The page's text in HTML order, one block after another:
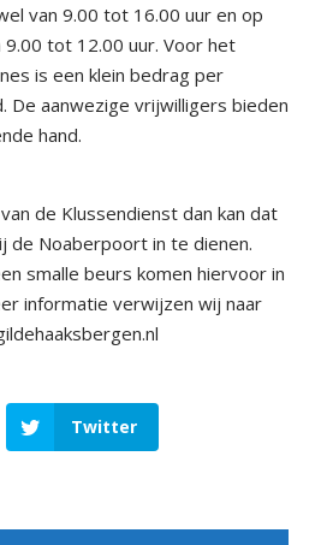
van 9.00 tot 16.00 uur en op
tot 12.00 uur. Voor het
is een klein bedrag per
De aanwezige vrijwilligers bieden
hand.
de Klussendienst dan kan dat
de Noaberpoort in te dienen.
smalle beurs komen hiervoor in
informatie verwijzen wij naar
Twitter